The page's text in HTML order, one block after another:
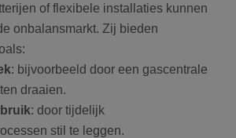
of flexibele installaties kunnen
onbalansmarkt. Zij bieden
: bijvoorbeeld door een gascentrale
draaien.
: door tijdelijk
stil te leggen.